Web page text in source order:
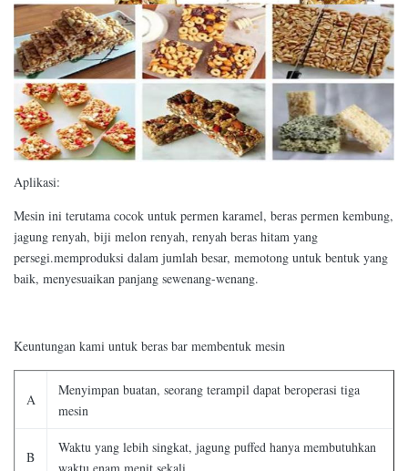
Aplikasi:
Mesin ini terutama cocok untuk permen karamel, beras permen kembung,
jagung renyah, biji melon renyah, renyah beras hitam yang
persegi.memproduksi dalam jumlah besar, memotong untuk bentuk yang
baik, menyesuaikan panjang sewenang-wenang.
Keuntungan kami untuk beras bar membentuk mesin
A
Menyimpan buatan, seorang terampil dapat beroperasi tiga
mesin
B
Waktu yang lebih singkat, jagung puffed hanya membutuhkan